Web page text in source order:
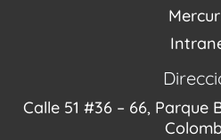
Calle 51 #36 – 66, Parque